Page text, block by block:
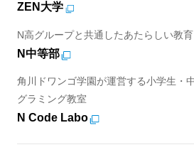
ZEN大学
N高グループと共通したあたらしい教育
N中等部
角川ドワンゴ学園が運営する小学生・
グラミング教室
N Code Labo